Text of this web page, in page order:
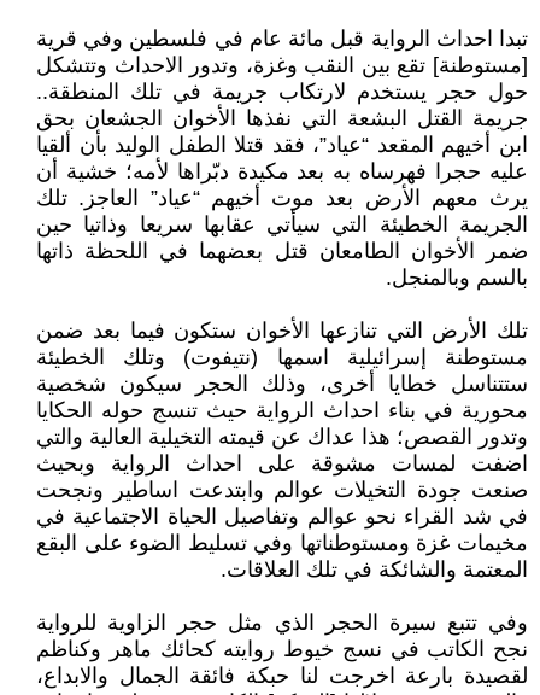
تبدا احداث الرواية قبل مائة عام في فلسطين وفي قرية
[مستوطنة] تقع بين النقب وغزة، وتدور الاحداث وتتشكل
حول حجر يستخدم لارتكاب جريمة في تلك المنطقة..
جريمة القتل البشعة التي نفذها الأخوان الجشعان بحق
ابن أخيهم المقعد “عياد”، فقد قتلا الطفل الوليد بأن ألقيا
عليه حجرا فهرساه به بعد مكيدة دبّراها لأمه؛ خشية أن
يرث معهم الأرض بعد موت أخيهم “عياد” العاجز. تلك
الجريمة الخطيئة التي سيأتي عقابها سريعا وذاتيا حين
ضمر الأخوان الطامعان قتل بعضهما في اللحظة ذاتها
بالسم وبالمنجل.
تلك الأرض التي تنازعها الأخوان ستكون فيما بعد ضمن
مستوطنة إسرائيلية اسمها (نتيفوت) وتلك الخطيئة
ستتناسل خطايا أخرى، وذلك الحجر سيكون شخصية
محورية في بناء احداث الرواية حيث تنسج حوله الحكايا
وتدور القصص؛ هذا عداك عن قيمته التخيلية العالية والتي
اضفت لمسات مشوقة على احداث الرواية وبحيث
صنعت جودة التخيلات عوالم وابتدعت اساطير ونجحت
في شد القراء نحو عوالم وتفاصيل الحياة الاجتماعية في
مخيمات غزة ومستوطناتها وفي تسليط الضوء على البقع
المعتمة والشائكة في تلك العلاقات.
وفي تتبع سيرة الحجر الذي مثل حجر الزاوية للرواية
نجح الكاتب في نسج خيوط روايته كحائك ماهر وكناظم
لقصيدة بارعة اخرجت لنا حبكة فائقة الجمال والابداع،